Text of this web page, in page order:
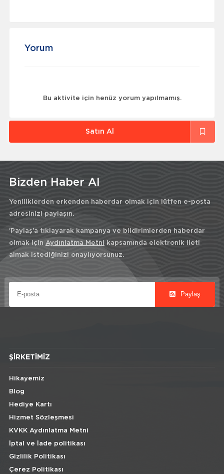
Yorum
Bu aktivite için henüz yorum yapılmamış.
Satın Al
Bizden Haber Al
Yeniliklerden erkenden haberdar olmak için lütfen e-posta
adresinizi paylaşın.
'Paylaş'a tıklayarak kampanya ve bildirimlerden haberdar
olmak için Aydınlatma Metni kapsamında elektronik ileti
almak istediğinizi onaylıyorsunuz.
Paylaş
ŞIRKETIMIZ
Hikayemiz
Blog
Hediye Kartı
Hizmet Sözleşmesi
KVKK Aydınlatma Metni
İptal ve İade politikası
Gizlilik Politikası
Çerez Politikası